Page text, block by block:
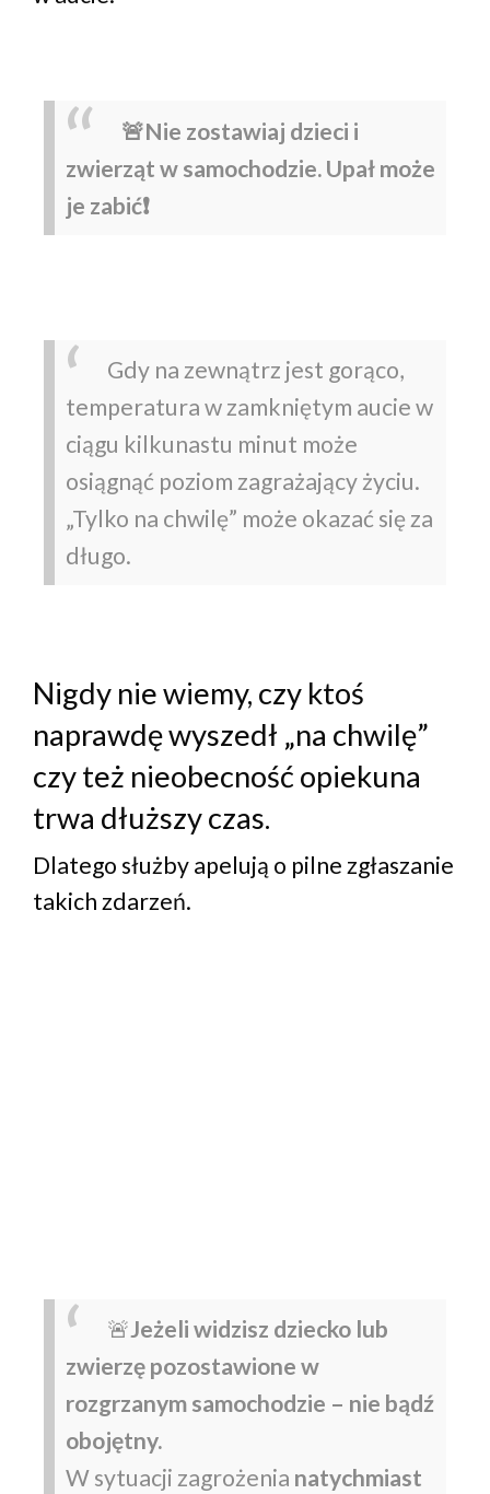
🚨Nie zostawiaj dzieci i
zwierząt w samochodzie. Upał może
je zabić❗️
Gdy na zewnątrz jest gorąco,
temperatura w zamkniętym aucie w
ciągu kilkunastu minut może
osiągnąć poziom zagrażający życiu.
„Tylko na chwilę” może okazać się za
długo.
Nigdy nie wiemy, czy ktoś
naprawdę wyszedł „na chwilę”
czy też nieobecność opiekuna
trwa dłuższy czas.
Dlatego służby apelują o pilne zgłaszanie
takich zdarzeń.
🚨Jeżeli widzisz dziecko lub
zwierzę pozostawione w
rozgrzanym samochodzie – nie bądź
obojętny.
W sytuacji zagrożenia natychmiast